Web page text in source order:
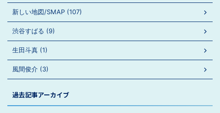
新しい地図/SMAP (107)
渋谷すばる (9)
生田斗真 (1)
風間俊介 (3)
過去記事アーカイブ